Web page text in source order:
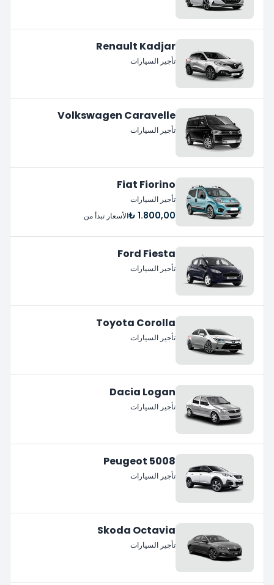
Renault Kadjar
تأجير السيارات
Volkswagen Caravelle
تأجير السيارات
Fiat Fiorino
تأجير السيارات
1.800,00 ₺ الأسعار تبدأ من
Ford Fiesta
تأجير السيارات
Toyota Corolla
تأجير السيارات
Dacia Logan
تأجير السيارات
Peugeot 5008
تأجير السيارات
Skoda Octavia
تأجير السيارات